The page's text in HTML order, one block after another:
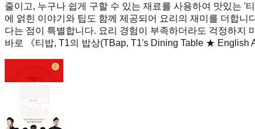
줄이고, 누구나 쉽게 구할 수 있는 재료를 사용하여 맛있는 '
에 얽힌 이야기와 팁도 함께 제공되어 요리의 재미를 더합
다는 점이 특별합니다. 요리 경험이 부족하더라도 걱정하지
바로 《티밥, T1의 밥상(TBap, T1's Dining Table ★ English